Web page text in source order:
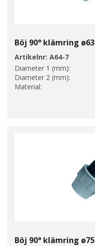
Böj 90° klämring ø63
Artikelnr: A64-7
Diameter 1 (mm):
Diameter 2 (mm):
Material:
Böj 90° klämring ø75